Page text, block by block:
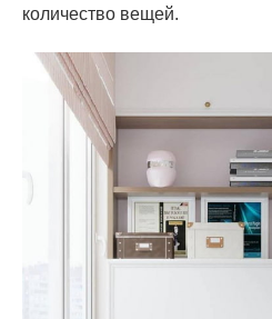
количество вещей.